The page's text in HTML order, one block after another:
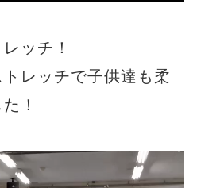
ッチ！
レッチで子供達も柔
！